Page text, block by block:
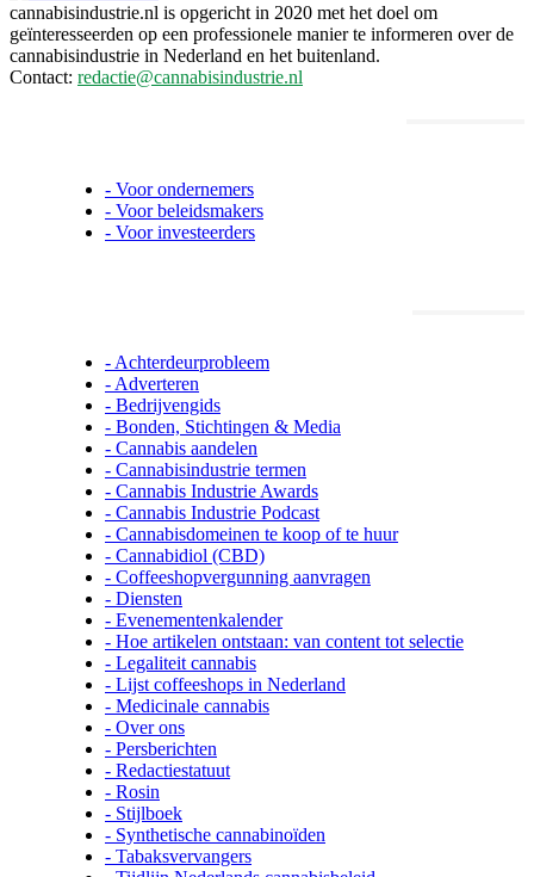
cannabisindustrie.nl is opgericht in 2020 met het doel om
geïnteresseerden op een professionele manier te informeren over de
cannabisindustrie in Nederland en het buitenland.
Contact: redactie@cannabisindustrie.nl
- Voor ondernemers
- Voor beleidsmakers
- Voor investeerders
- Achterdeurprobleem
- Adverteren
- Bedrijvengids
- Bonden, Stichtingen & Media
- Cannabis aandelen
- Cannabisindustrie termen
- Cannabis Industrie Awards
- Cannabis Industrie Podcast
- Cannabisdomeinen te koop of te huur
- Cannabidiol (CBD)
- Coffeeshopvergunning aanvragen
- Diensten
- Evenementenkalender
- Hoe artikelen ontstaan: van content tot selectie
- Legaliteit cannabis
- Lijst coffeeshops in Nederland
- Medicinale cannabis
- Over ons
- Persberichten
- Redactiestatuut
- Rosin
- Stijlboek
- Synthetische cannabinoïden
- Tabaksvervangers